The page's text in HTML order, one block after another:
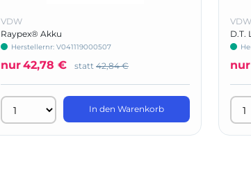
VDW
Raypex® Akku
Herstellernr: V041119000507
nur42,78 € statt 42,84 €
In den Warenkorb
VDW
D.T.
nur